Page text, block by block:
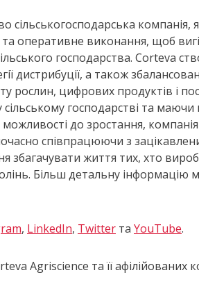
сільськогосподарська компанія,
та оперативне виконання, щоб
господарства. Corteva
дистрибуції, а також
рослин, цифрових продуктів і
господарстві та маючи
до зростання,
співпрацюючи з
збагачувати життя тих, хто
Більш детальну інформацію
, LinkedIn, Twitter та YouTube.
Agriscience та її афілійованих